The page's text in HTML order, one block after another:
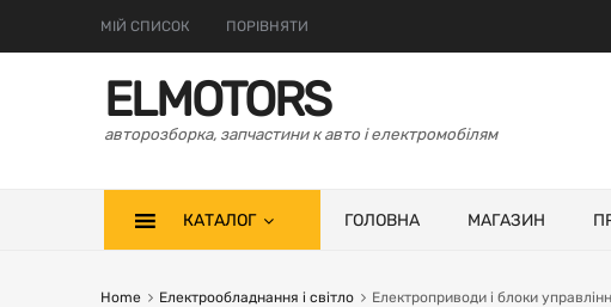
МІЙ СПИСОК ПОРІВНЯТИ
ELMOTORS
авторозборка, запчастини к авто і електромобілям
КАТАЛОГ ГОЛОВНА МАГАЗИН
Home Електрообладнання і світло Електроприводи і блоки